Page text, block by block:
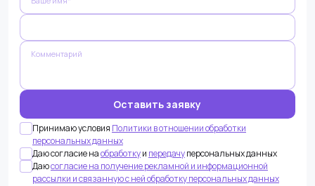
это поле
Принимаю условия Политики в отношении обработки
персональных данных
Даю согласие наобработкуи передачуперсональных данных
Даюсогласие на получение рекламной и информационной
рассылки и связанную с ней обработку персональных данных